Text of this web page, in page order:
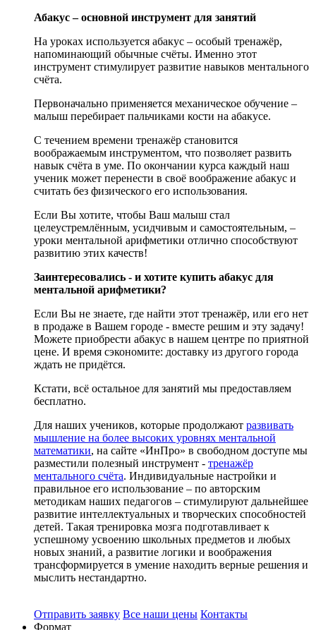
Абакус – основной инструмент для занятий
На уроках используется абакус – особый тренажёр,
напоминающий обычные счёты. Именно этот
инструмент стимулирует развитие навыков ментального
счёта.
Первоначально применяется механическое обучение –
малыш перебирает пальчиками кости на абакусе.
С течением времени тренажёр становится
воображаемым инструментом, что позволяет развить
навык счёта в уме. По окончании курса каждый наш
ученик может перенести в своё воображение абакус и
считать без физического его использования.
Если Вы хотите, чтобы Ваш малыш стал
целеустремлённым, усидчивым и самостоятельным, –
уроки ментальной арифметики отлично способствуют
развитию этих качеств!
Заинтересовались - и хотите купить абакус для
ментальной арифметики?
Если Вы не знаете, где найти этот тренажёр, или его нет
в продаже в Вашем городе - вместе решим и эту задачу!
Можете приобрести абакус в нашем центре по приятной
цене. И время сэкономите: доставку из другого города
ждать не придётся.
Кстати, всё остальное для занятий мы предоставляем
бесплатно.
Для наших учеников, которые продолжают развивать
мышление на более высоких уровнях ментальной
математики, на сайте «ИнПро» в свободном доступе мы
разместили полезный инструмент - тренажёр
ментального счёта. Индивидуальные настройки и
правильное его использование – по авторским
методикам наших педагогов – стимулируют дальнейшее
развитие интеллектуальных и творческих способностей
детей. Такая тренировка мозга подготавливает к
успешному усвоению школьных предметов и любых
новых знаний, а развитие логики и воображения
трансформируется в умение находить верные решения и
мыслить нестандартно.
Отправить заявку Все наши цены Контакты
Формат